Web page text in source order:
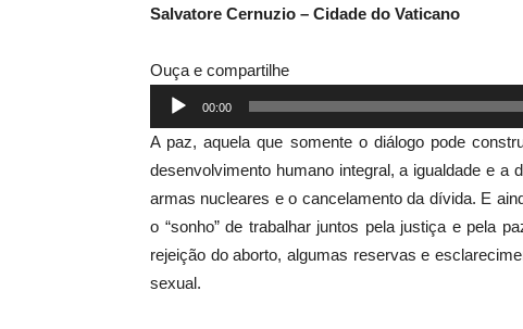
Salvatore Cernuzio – Cidade do Vaticano
Ouça e compartilhe
Tocador
de
áudio
00:00
A paz, aquela que somente o diálogo pode
desenvolvimento humano integral, a igualdade e a
armas nucleares e o cancelamento da dívida. E
o “sonho” de trabalhar juntos pela justiça e pela
rejeição do aborto, algumas reservas e
sexual.